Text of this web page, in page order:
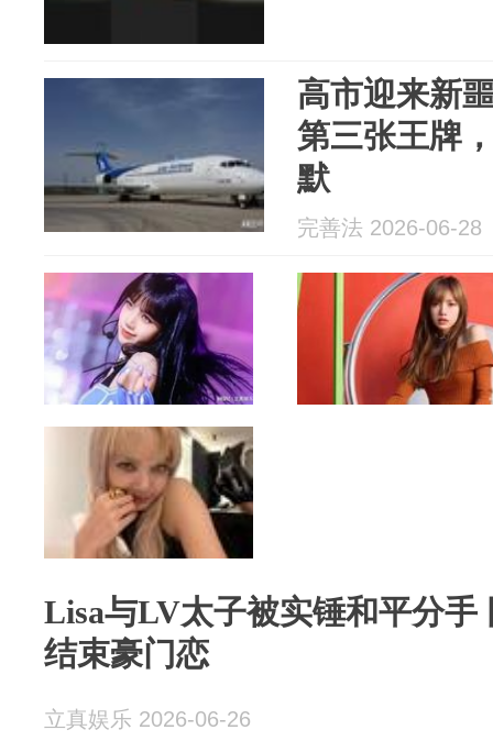
高市迎来新
第三张王牌
默
完善法 2026-06-28
Lisa与LV太子被实锤和平分手
结束豪门恋
立真娱乐 2026-06-26